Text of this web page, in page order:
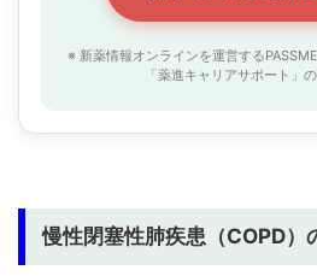
※ 新薬情報オンラインを運営する
「薬進キャリアサポート」
慢性閉塞性肺疾患（COPD）